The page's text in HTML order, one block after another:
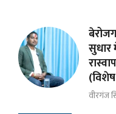
सुधार
(विशेष
वीरगंज